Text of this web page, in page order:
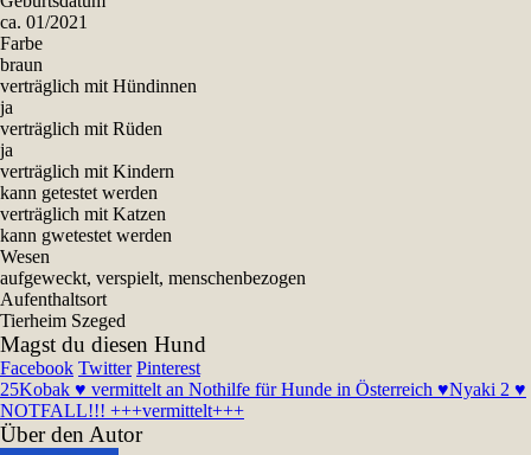
ca. 01/2021
Farbe
braun
verträglich mit Hündinnen
ja
verträglich mit Rüden
ja
verträglich mit Kindern
kann getestet werden
verträglich mit Katzen
kann gwetestet werden
Wesen
aufgeweckt, verspielt, menschenbezogen
Aufenthaltsort
Tierheim Szeged
Magst du diesen Hund
Facebook Twitter Pinterest
25Kobak ♥ vermittelt an Nothilfe für Hunde in Österreich ♥Nyaki 2 ♥
NOTFALL!!! +++vermittelt+++
Über den Autor